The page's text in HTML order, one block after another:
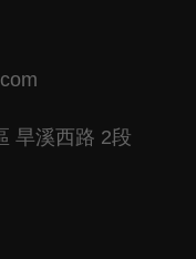
旱溪西路 2段